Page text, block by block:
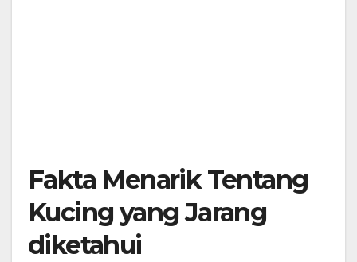
Fakta Menarik Tentang
Kucing yang Jarang
diketahui